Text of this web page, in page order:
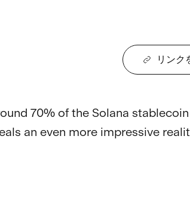
リンク
70% of the Solana
an even more impressive